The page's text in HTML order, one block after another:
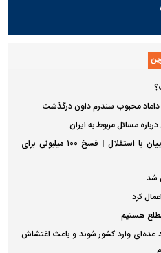
داماد محبوب سندرم داون درگذشت
مسائل مربوط به ایران
عجیب و باورنکردنی از توافق رضاییان با استقلال | فسخ ۱۰۰ میلیونی برای
شد
کرد
هستیم
عده‌ای وارد کشور شوند و باعث اغتشاش